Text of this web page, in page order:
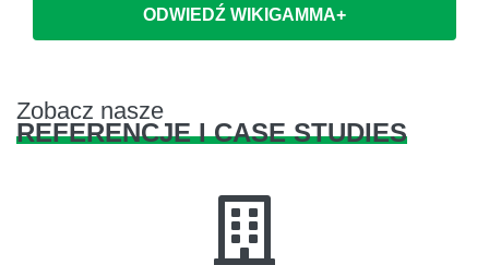
ODWIEDŹ WIKIGAMMA+
Zobacz nasze
REFERENCJE I CASE STUDIES